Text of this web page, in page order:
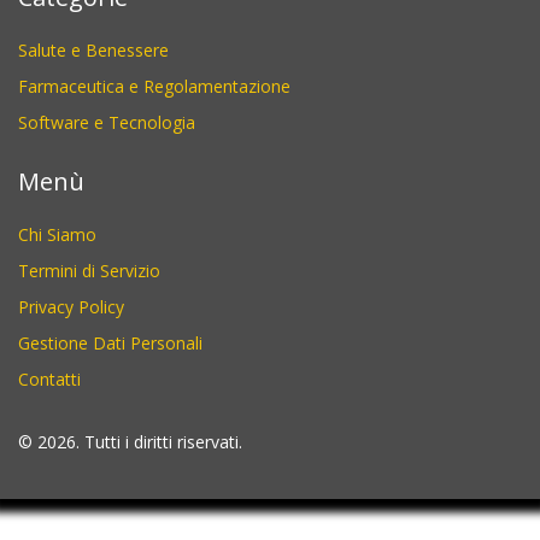
Salute e Benessere
Farmaceutica e Regolamentazione
Software e Tecnologia
Menù
Chi Siamo
Termini di Servizio
Privacy Policy
Gestione Dati Personali
Contatti
© 2026. Tutti i diritti riservati.